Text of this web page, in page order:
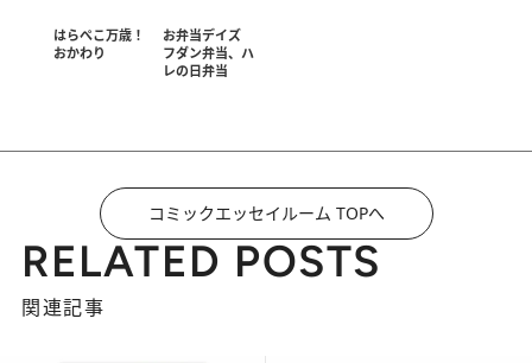
はらぺこ万歳！
おかわり
お弁当デイズ
フダン弁当、ハ
レの日弁当
コミックエッセイルーム TOPへ
RELATED POSTS
関連記事